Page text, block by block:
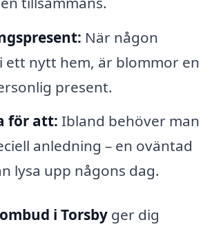
När någon
ett nytt hem, är blommor en
present.
för att: Ibland behöver man
anledning – en oväntad
lysa upp någons dag.
i Torsby ger dig